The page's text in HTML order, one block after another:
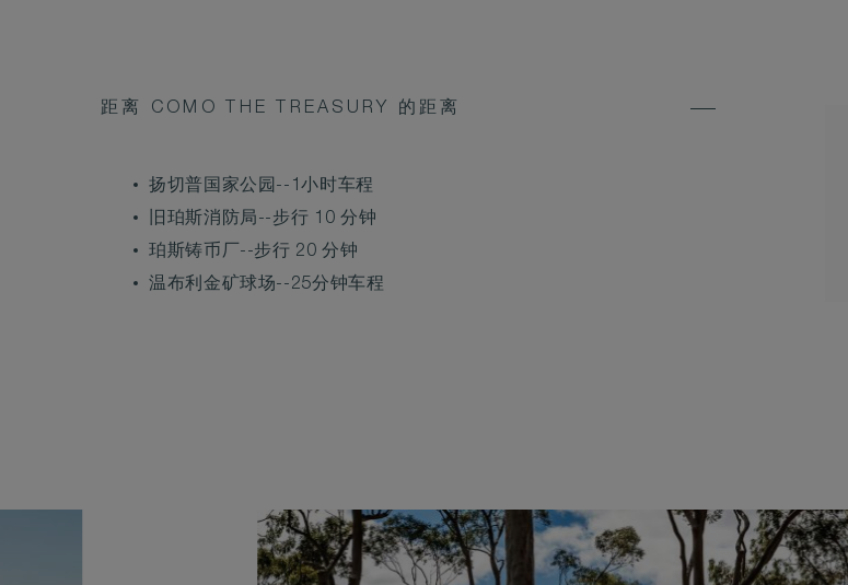
距离 COMO THE TREASURY 的距离
扬切普国家公园--1小时车程
旧珀斯消防局--步行 10 分钟
珀斯铸币厂--步行 20 分钟
温布利金矿球场--25分钟车程